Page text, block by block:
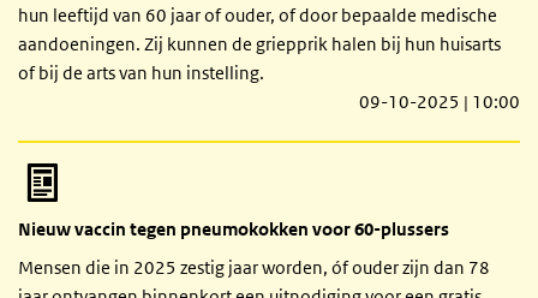
hun leeftijd van 60 jaar of ouder, of door bepaalde medische
aandoeningen. Zij kunnen de griepprik halen bij hun huisarts
of bij de arts van hun instelling.
09-10-2025 | 10:00
Nieuw vaccin tegen pneumokokken voor 60-plussers
Mensen die in 2025 zestig jaar worden, óf ouder zijn dan 78